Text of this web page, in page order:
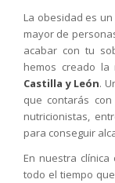
La obesidad es
mayor de
acabar con tu
hemos creado la
Castilla y León.
que contarás
nutricionistas,
para conseguir
En nuestra
todo el tiempo